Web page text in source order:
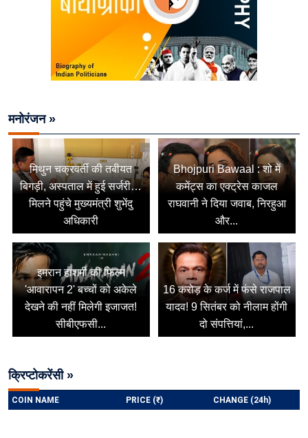
मनोरंजन »
मिथुन चक्रवर्ती की तबीयत
बिगड़ी, अस्पताल में हुई सर्जरी…
मिलने पहुंचे मुख्यमंत्री शुभेंदु
अधिकारी
Bhojpuri Bawaal : शो में
कमेंट्स का एक्ट्रेस काजल
राघवानी ने दिया जवाब, निरहुआ
और...
इमरान हाशमी की फिल्म
'आवारापन 2' बच्चों को अकेले
देखने की नहीं मिलेगी इजाजत!
सीबीएफसी...
16 करोड़ के कर्ज में फंसे राजपाल
यादव! 9 सितंबर को नीलाम होंगी
दो संपत्तियां,...
क्रिप्टोकरेंसी »